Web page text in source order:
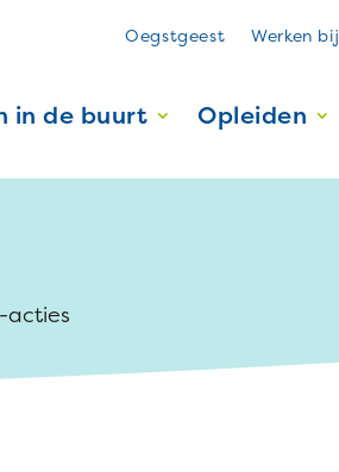
Oegstgeest Werken bij
in de buurt Opleiden
acties